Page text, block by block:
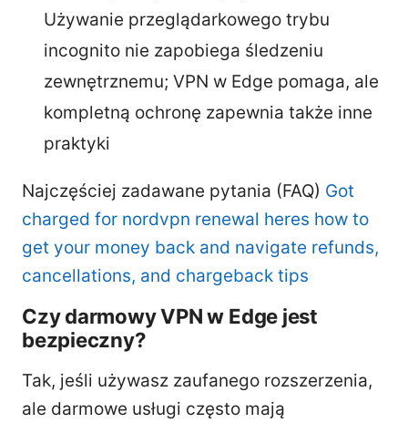
Używanie przeglądarkowego trybu
incognito nie zapobiega śledzeniu
zewnętrznemu; VPN w Edge pomaga, ale
kompletną ochronę zapewnia także inne
praktyki
Najczęściej zadawane pytania (FAQ) Got
charged for nordvpn renewal heres how to
get your money back and navigate refunds,
cancellations, and chargeback tips
Czy darmowy VPN w Edge jest
bezpieczny?
Tak, jeśli używasz zaufanego rozszerzenia,
ale darmowe usługi często mają